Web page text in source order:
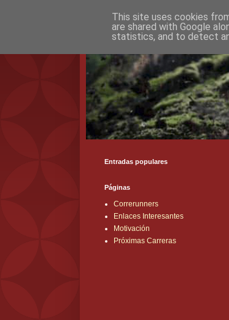
Entradas populares
Páginas
Correrunners
Enlaces Interesantes
Motivación
Próximas Carreras
This site uses cookies
are shared with Google
statistics, and to detect